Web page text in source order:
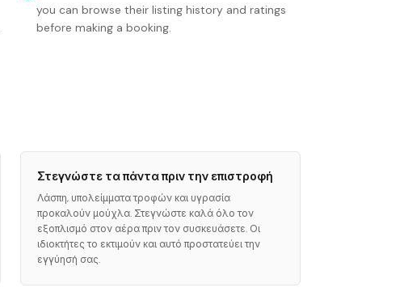
you can browse their listing history and ratings
before making a booking.
Στεγνώστε τα πάντα πριν την επιστροφή
Λάσπη, υπολείμματα τροφών και υγρασία
προκαλούν μούχλα. Στεγνώστε καλά όλο τον
εξοπλισμό στον αέρα πριν τον συσκευάσετε. Οι
ιδιοκτήτες το εκτιμούν και αυτό προστατεύει την
εγγύησή σας.